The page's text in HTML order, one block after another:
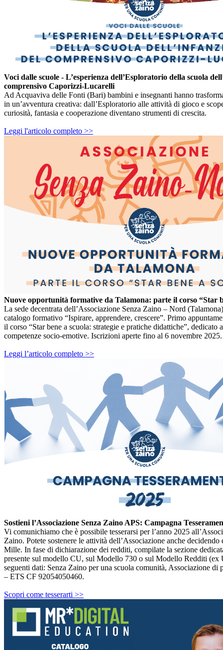
Voci dalle scuole - L’esperienza dell’Esploratorio della scuola
comprensivo Caporizzi-Lucarelli
Ad Acquaviva delle Fonti (Bari) bambini e insegnanti hanno
in un’avventura creativa: dall’Esploratorio alle attività di gioco e
curiosità, fantasia e cooperazione diventano strumenti di crescita.
Leggi l'articolo completo >>
Nuove opportunità formative da Talamona: parte il corso “Star
La sede decentrata dell’Associazione Senza Zaino – Nord
catalogo formativo “Ispirare, apprendere, crescere”. Primo
il corso “Star bene a scuola: strategie e pratiche didattiche”, dedicato
competenze socio-emotive. Iscrizioni aperte fino al 6 novembre 2025.
Leggi l’articolo completo >>
Sostieni l’Associazione Senza Zaino APS: Campagna
Vi comunichiamo che è possibile tesserarsi per l’anno 2025
Zaino. Potete sostenere le attività dell’Associazione anche
Mille. In fase di dichiarazione dei redditi, compilate la sezione
presente sul modello CU, sul Modello 730 o sul Modello Redditi (ex
seguenti dati: Senza Zaino per una scuola comunità, Associazione di
– ETS CF 92054050460.
Scopri come tesserarti >>